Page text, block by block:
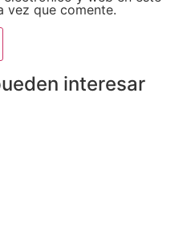
vez que comente.
interesar